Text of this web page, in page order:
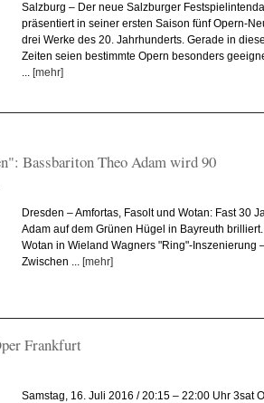
Salzburg – Der neue Salzburger
präsentiert in seiner ersten Saison fünf Opern-
drei Werke des 20. Jahrhunderts. Gerade in
Zeiten seien bestimmte Opern besonders
... [mehr]
Bassbariton Theo Adam wird 90
Dresden – Amfortas, Fasolt und Wotan: Fast 30
Adam auf dem Grünen Hügel in Bayreuth
Wotan in Wieland Wagners "Ring"-Inszenierung
Zwischen ... [mehr]
Frankfurt
Samstag, 16. Juli 2016 / 20:15 – 22:00 Uhr 3sat